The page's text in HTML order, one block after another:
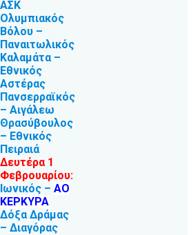
ΑΣΚ
Ολυμπιακός
Βόλου –
Παναιτωλικός
Καλαμάτα –
Εθνικός
Αστέρας
Πανσερραϊκός
– Αιγάλεω
Θρασύβουλος
– Εθνικός
Πειραιά
Δευτέρα 1
Φεβρουαρίου:
Ιωνικός – ΑΟ
ΚΕΡΚΥΡΑ
Δόξα Δράμας
– Διαγόρας